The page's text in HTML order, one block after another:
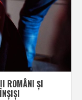
ROMÂNI ȘI